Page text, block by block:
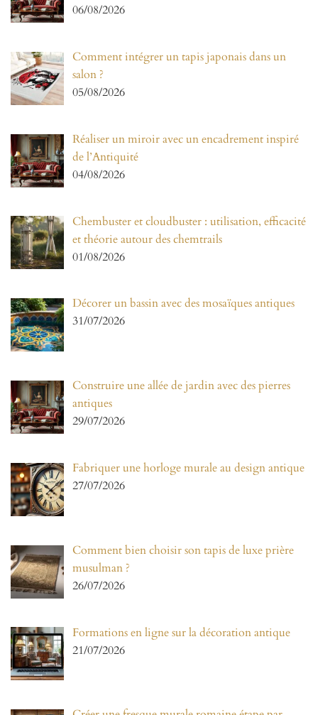
06/08/2026
Comment intégrer un tapis japonais dans un
salon ?
05/08/2026
Réaliser un miroir avec un encadrement inspiré
de l’Antiquité
04/08/2026
Chembuster et cloudbuster : utilisation, efficacité
et théorie autour des chemtrails
01/08/2026
Décorer un bassin avec des mosaïques antiques
31/07/2026
Construire une allée de jardin avec des pierres
antiques
29/07/2026
Fabriquer une horloge murale au design antique
27/07/2026
Comment bien choisir son tapis de luxe prière
musulman ?
26/07/2026
Formations en ligne sur la décoration antique
21/07/2026